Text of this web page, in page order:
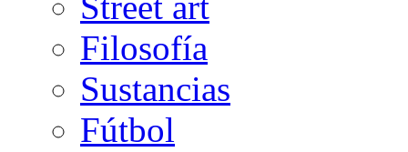
Filosofía
Sustancias
Fútbol